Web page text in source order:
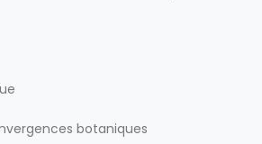
botaniques